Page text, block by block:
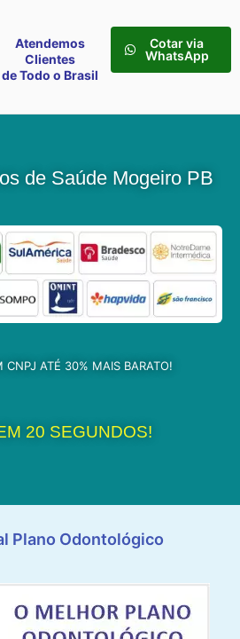
Atendemos
Clientes
de Todo o Brasil
Cotar via
WhatsApp
de Saúde Mogeiro PB
CNPJ ATÉ 30% MAIS BARATO!
20 SEGUNDOS!
Plano Odontológico